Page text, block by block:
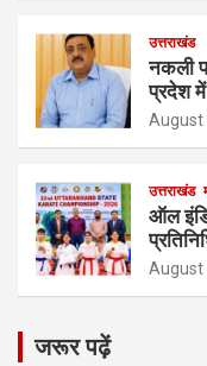
उत्तराखंड
नकली
प्रदेश
August
उत्तराखंड
ऑल
August
जरूर पढ़ें